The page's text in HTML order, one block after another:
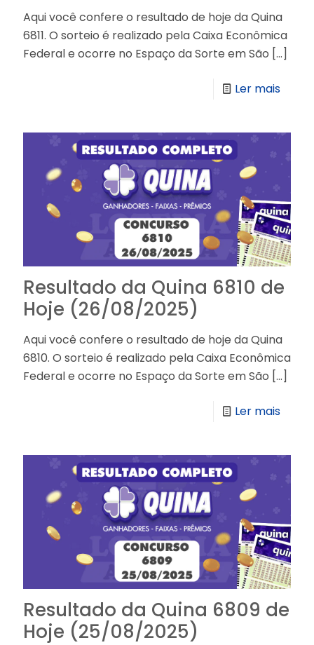
Aqui você confere o resultado de hoje da Quina
6811. O sorteio é realizado pela Caixa Econômica
Federal e ocorre no Espaço da Sorte em São […]
Ler mais
Resultado da Quina 6810 de
Hoje (26/08/2025)
Aqui você confere o resultado de hoje da Quina
6810. O sorteio é realizado pela Caixa Econômica
Federal e ocorre no Espaço da Sorte em São […]
Ler mais
Resultado da Quina 6809 de
Hoje (25/08/2025)